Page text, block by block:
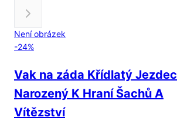
Není obrázek
-24%
Vak na záda Křídlatý Jezdec
Narozený K Hraní Šachů A
Vítězství